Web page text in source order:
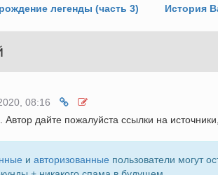
легенды (часть 3)
История
08:16
Автор дайте пожалуйста ссылки на
и авторизованные пользователи могут